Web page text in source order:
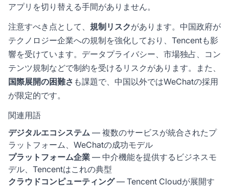
アプリを切り替える手間がありません。
注意すべき点として、 規制リスクがあります。中国政府が
テクノロジー企業への規制を強化しており、Tencentも影
響を受けています。データプライバシー、市場独占、コン
テンツ規制などで制約を受けるリスクがあります。また、
国際展開の困難さ も課題で、中国以外ではWeChatの採用
が限定的です。
関連用語
デジタルエコシステム — 複数のサービスが統合されたプ
ラットフォーム、WeChatの成功モデル
プラットフォーム企業 — 中介機能を提供するビジネスモ
デル、Tencentはこれの典型
クラウドコンピューティング— Tencent Cloudが展開す